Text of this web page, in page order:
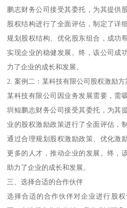
鹏志财务公司接受其委托，为其提供
股权结构进行了全面评估，制定了详
规划股权结构、优化股东组合，成功
实现企业的稳健发展。终，该公司成
力了企业的成长和发展。
2. 案例二：某科技有限公司股权激励方
某科技有限公司因业务发展需要，需
圳鲲鹏志财务公司接受其委托，为其
业的股权激励政策进行了全面评估，
通过合理规划股权激励政策、优化激
更多的人才，推动企业的发展。终，
助力了企业的成长和发展。
三、选择合适的合作伙伴
选择合适的合作伙伴对企业进行股